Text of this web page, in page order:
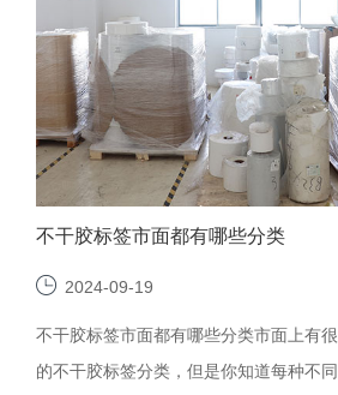
不干胶标签市面都有哪些分类
2024-09-19
不干胶标签市面都有哪些分类市面上有
的不干胶标签分类，但是你知道每种不